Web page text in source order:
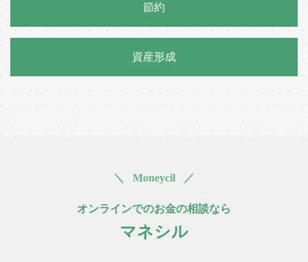
節約
資産形成
＼ Moneycil ／
オンラインでのお金の相談なら
マネシル